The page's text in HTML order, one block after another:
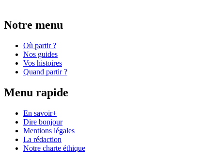
Notre menu
Où partir ?
Nos guides
Vos histoires
Quand partir ?
Menu rapide
En savoir+
Dire bonjour
Mentions légales
La rédaction
Notre charte éthique